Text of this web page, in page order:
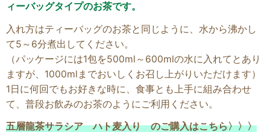
ィーバッグタイプのお茶です。
入れ方はティーバッグのお茶と同じように、水から沸かし
て5～6分煮出してください。
（パッケージには1包を500ml～600mlの水に入れてとあり
ますが、1000mlまでおいしくお召し上がりいただけます）
1日に何回でもお好きな時に、食事とも上手に組み合わせ
て、普段お飲みのお茶のようにご利用ください。
五層龍茶サラシア ハト麦入り のご購入はこちら〉〉〉